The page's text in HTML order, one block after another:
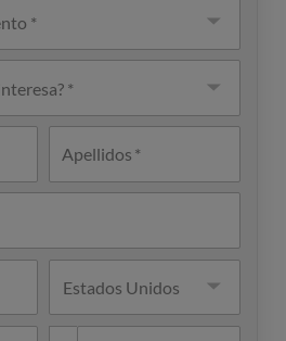
Apellidos
Estados Unidos